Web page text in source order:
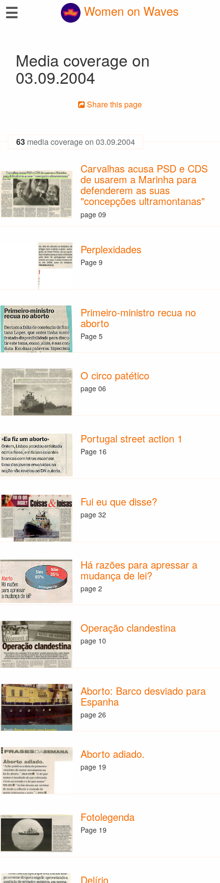
☰ Women on Waves
Media coverage on
03.09.2004
Share this page
63 media coverage on 03.09.2004
Carvalhas acusa PSD e CDS
de usarem a Marinha para
defenderem as suas
"concepções ultramontanas"
page 09
Perplexidades
Page 9
Primeiro-ministro recua no
aborto
Page 5
O circo patético
page 06
Portugal street action 1
Page 16
Fui eu que disse?
page 32
Há razões para apressar a
mudança de lei?
page 2
Operação clandestina
page 10
Aborto: Barco desviado para
Espanha
page 26
Aborto adiado.
page 19
Fotolegenda
Page 19
Delírio